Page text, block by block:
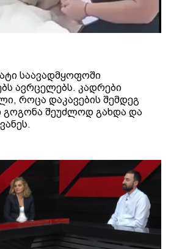
საავადმყოფოში
ავრცელებს. კადრები
როცა დაკავების შემდეგ
შეუძლოდ გახდა და